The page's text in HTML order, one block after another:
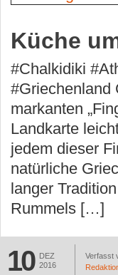
Küche
#Chalkidiki
#Griechenland
markanten
Landkarte
jedem dieser
natürliche
langer
Rummels […]
10
DEZ
2016
Verfasst